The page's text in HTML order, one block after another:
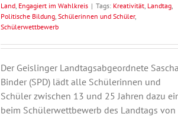
Land, Engagiert im Wahlkreis | Tags: Kreativität, Landtag,
Politische Bildung, Schülerinnen und Schüler,
Schülerwettbewerb
Der Geislinger Landtagsabgeordnete Sascha
Binder (SPD) lädt alle Schülerinnen und
Schüler zwischen 13 und 25 Jahren dazu
beim Schülerwettbewerb des Landtags von